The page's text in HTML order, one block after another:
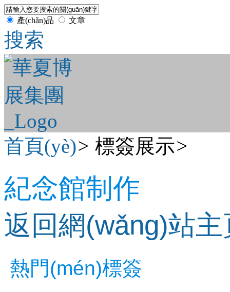
產(chǎn)品 文章
搜索
首頁(yè)> 標簽展示>
紀念館制作
返回網(wǎng)站
熱門(mén)標簽